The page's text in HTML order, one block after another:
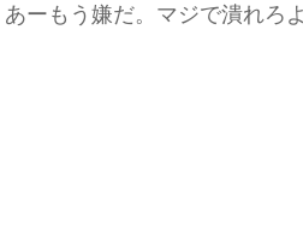
ーもう嫌だ。マジで潰れろ